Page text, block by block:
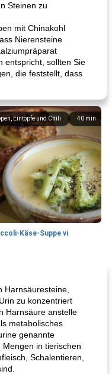
Steinen zu
mit Chinakohl
Nierensteine
entspricht, sollten Sie
die feststellt, dass
40 min
Eintöpfe und Chili
Käse-Suppe vi
Harnsäuresteine,
zu konzentriert
Harnsäure anstelle
metabolisches
genannte
in tierischen
Schalentieren,